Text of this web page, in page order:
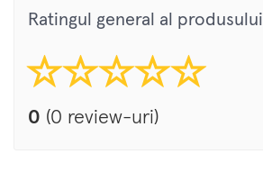
Ratingul general al produsului
0 (0 review-uri)